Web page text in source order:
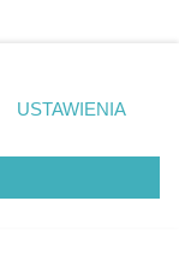
i
i wydarzenia
prywatności
zgody
takiemu
tylko
USTAWIENIA